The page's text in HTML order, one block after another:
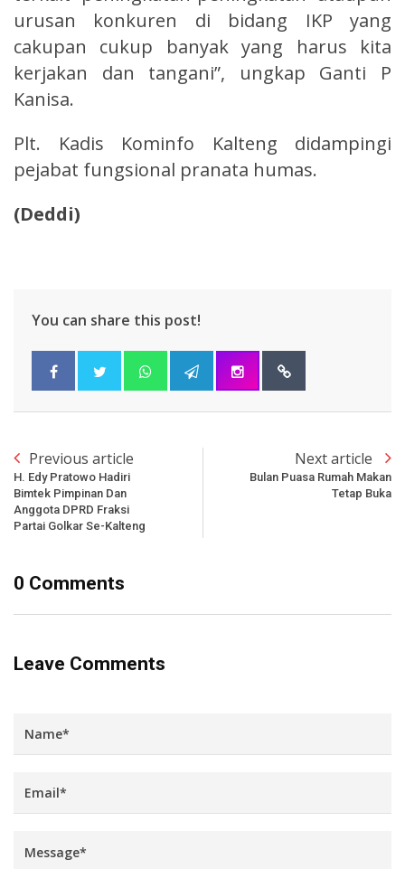
urusan konkuren di bidang IKP yang
cakupan cukup banyak yang harus kita
kerjakan dan tangani”, ungkap Ganti P
Kanisa.
Plt. Kadis Kominfo Kalteng didampingi
pejabat fungsional pranata humas.
(Deddi)
You can share this post!
Previous article
H. Edy Pratowo Hadiri
Bimtek Pimpinan Dan
Anggota DPRD Fraksi
Partai Golkar Se-Kalteng
Next article
Bulan Puasa Rumah Makan
Tetap Buka
0 Comments
Leave Comments